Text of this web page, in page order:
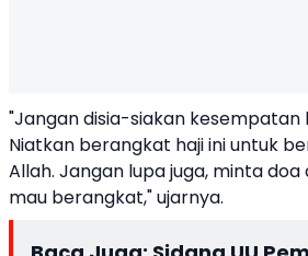
"Jangan disia-siakan kesempatan
Niatkan berangkat haji ini untuk
Allah. Jangan lupa juga, minta
mau berangkat," ujarnya.